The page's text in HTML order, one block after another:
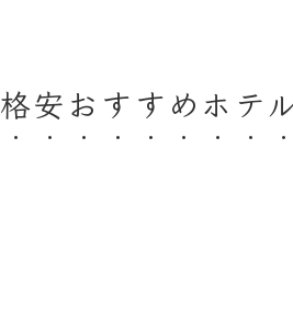
格安おすすめホテ